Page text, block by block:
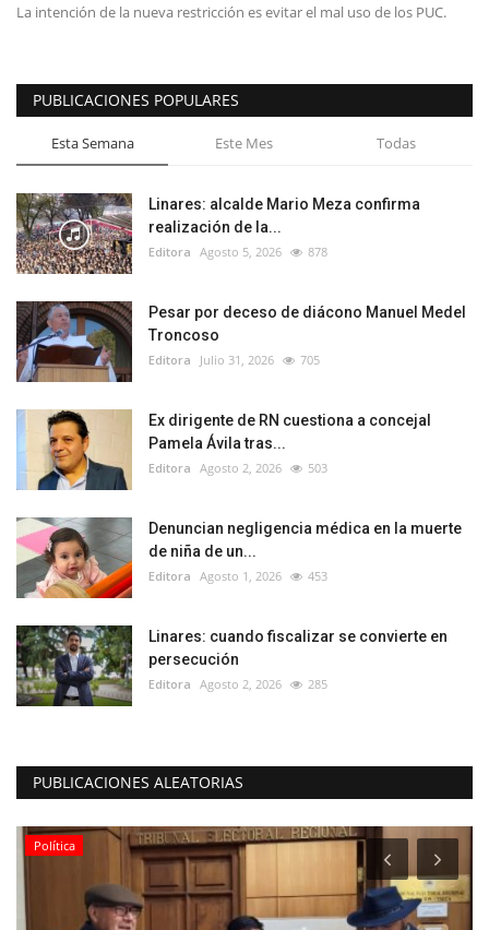
La intención de la nueva restricción es evitar el mal uso de los PUC.
PUBLICACIONES POPULARES
Esta Semana Este Mes Todas
Linares: alcalde Mario Meza confirma
realización de la...
Editora Agosto 5, 2026 878
Pesar por deceso de diácono Manuel Medel
Troncoso
Editora Julio 31, 2026 705
Ex dirigente de RN cuestiona a concejal
Pamela Ávila tras...
Editora Agosto 2, 2026 503
Denuncian negligencia médica en la muerte
de niña de un...
Editora Agosto 1, 2026 453
Linares: cuando fiscalizar se convierte en
persecución
Editora Agosto 2, 2026 285
PUBLICACIONES ALEATORIAS
Política